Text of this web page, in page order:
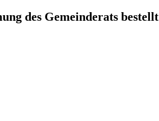
des Gemeinderats bestellt